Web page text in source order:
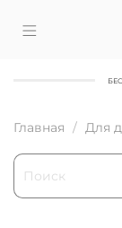
Главная Для